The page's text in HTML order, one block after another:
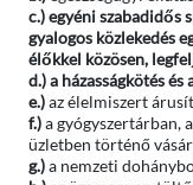
c.)egyéni szabadidős
gyalogos közlekedés
élőkkel közösen,
d.) a házasságkötés
e.)az élelmiszert
f.)a gyógyszertárban,
üzletben történő
g.)a nemzeti